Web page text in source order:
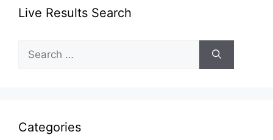
Live Results Search
for:
Categories